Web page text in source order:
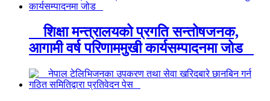
शिक्षा मन्त्रालयको प्रगति सन्तोषजनक,
आगामी वर्ष परिणाममुखी कार्यसम्पादनमा जोड